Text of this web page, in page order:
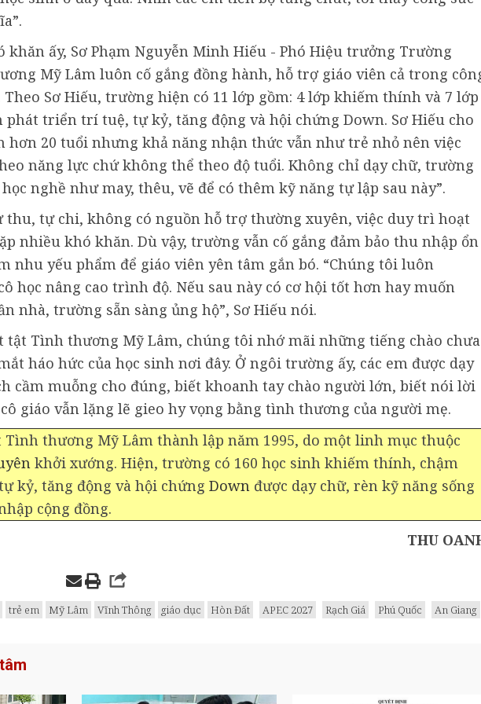
ấy, Sơ Phạm Nguyễn Minh Hiếu - Phó Hiệu trưởng Trường
Mỹ Lâm luôn cố gắng đồng hành, hỗ trợ giáo viên cả trong
Theo Sơ Hiếu, trường hiện có 11 lớp gồm: 4 lớp khiếm thính và 7 lớp
phát triển trí tuệ, tự kỷ, tăng động và hội chứng Down. Sơ Hiếu cho
hơn 20 tuổi nhưng khả năng nhận thức vẫn như trẻ nhỏ nên việc
năng lực chứ không thể theo độ tuổi. Không chỉ dạy chữ, trường
nghề như may, thêu, vẽ để có thêm kỹ năng tự lập sau này”.
tự chi, không có nguồn hỗ trợ thường xuyên, việc duy trì hoạt
nhiều khó khăn. Dù vậy, trường vẫn cố gắng đảm bảo thu nhập ổn
nhu yếu phẩm để giáo viên yên tâm gắn bó. “Chúng tôi luôn
học nâng cao trình độ. Nếu sau này có cơ hội tốt hơn hay muốn
nhà, trường sẵn sàng ủng hộ”, Sơ Hiếu nói.
tật Tình thương Mỹ Lâm, chúng tôi nhớ mãi những tiếng chào chưa
háo hức của học sinh nơi đây. Ở ngôi trường ấy, các em được dạy
cầm muỗng cho đúng, biết khoanh tay chào người lớn, biết nói lời
giáo vẫn lặng lẽ gieo hy vọng bằng tình thương của người mẹ.
thương Mỹ Lâm thành lập năm 1995, do một linh mục thuộc
khởi xướng. Hiện, trường có 160 học sinh khiếm thính, chậm
kỷ, tăng động và hội chứng Down được dạy chữ, rèn kỹ năng sống
cộng đồng.
THU
trẻ em Mỹ Lâm Vĩnh Thông giáo dục Hòn Đất APEC 2027 Rạch Giá Phú Quốc
An Giang